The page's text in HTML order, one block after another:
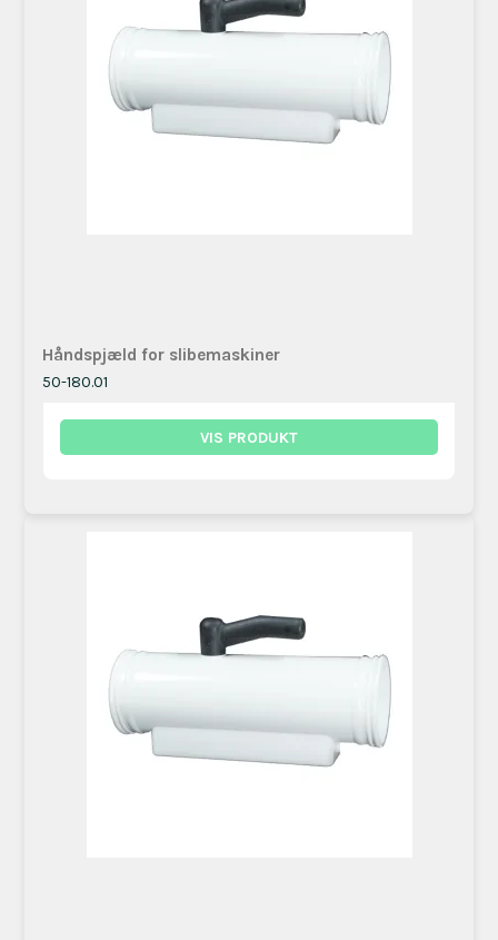
​Håndspjæld for slibemaskiner
50-180.01
VIS PRODUKT